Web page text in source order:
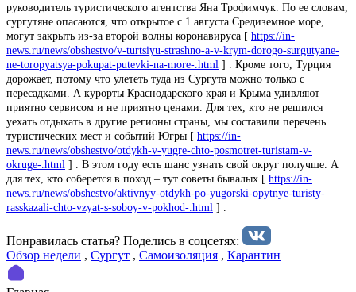
руководитель туристического агентства Яна Трофимчук. По ее словам,
сургутяне опасаются, что открытое с 1 августа Средиземное море,
могут закрыть из-за второй волны коронавируса [ https://in-
news.ru/news/obshestvo/v-turtsiyu-strashno-a-v-krym-dorogo-surgutyane-
ne-toropyatsya-pokupat-putevki-na-more-.html ] . Кроме того, Турция
дорожает, потому что улететь туда из Сургута можно только с
пересадками. А курорты Краснодарского края и Крыма удивляют –
приятно сервисом и не приятно ценами. Для тех, кто не решился
уехать отдыхать в другие регионы страны, мы составили перечень
туристических мест и событий Югры [ https://in-
news.ru/news/obshestvo/otdykh-v-yugre-chto-posmotret-turistam-v-
okruge-.html ] . В этом году есть шанс узнать свой округ получше. А
для тех, кто соберется в поход – тут советы бывалых [ https://in-
news.ru/news/obshestvo/aktivnyy-otdykh-po-yugorski-opytnye-turisty-
rasskazali-chto-vzyat-s-soboy-v-pokhod-.html ] .
Понравилась статья? Поделиcь в соцсетях:
Обзор недели , Сургут , Самоизоляция , Карантин